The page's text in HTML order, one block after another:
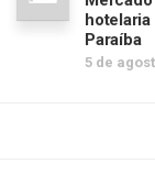
hotelaria
Paraíba
5 de